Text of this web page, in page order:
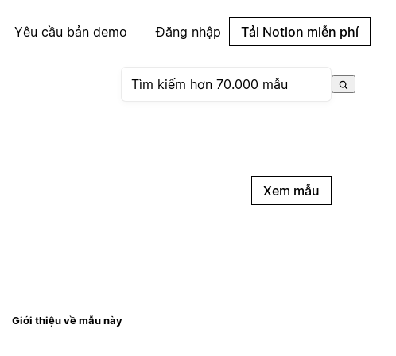
Yêu cầu bản demo Đăng nhập Tải Notion miễn phí
Xem mẫu
Giới thiệu về mẫu này